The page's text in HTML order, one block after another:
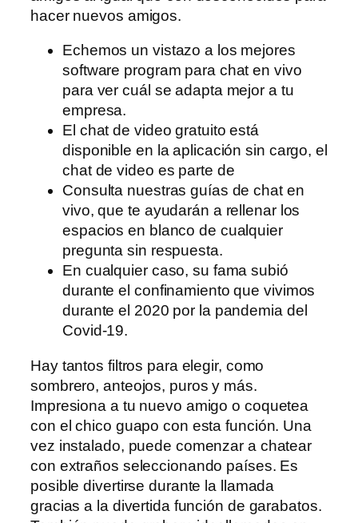
hacer nuevos amigos.
Echemos un vistazo a los mejores
software program para chat en vivo
para ver cuál se adapta mejor a tu
empresa.
El chat de video gratuito está
disponible en la aplicación sin cargo, el
chat de video es parte de
Consulta nuestras guías de chat en
vivo, que te ayudarán a rellenar los
espacios en blanco de cualquier
pregunta sin respuesta.
En cualquier caso, su fama subió
durante el confinamiento que vivimos
durante el 2020 por la pandemia del
Covid-19.
Hay tantos filtros para elegir, como
sombrero, anteojos, puros y más.
Impresiona a tu nuevo amigo o coquetea
con el chico guapo con esta función. Una
vez instalado, puede comenzar a chatear
con extraños seleccionando países. Es
posible divertirse durante la llamada
gracias a la divertida función de garabatos.